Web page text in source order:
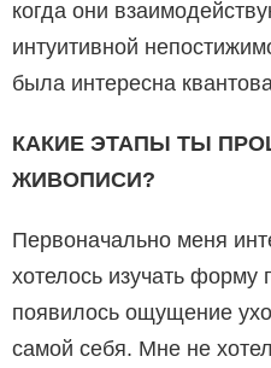
когда они
интуитивной
была интересна
КАКИЕ ЭТАПЫ ТЫ
ЖИВОПИСИ?
Первоначально меня
хотелось изучать
появилось ощущение
самой себя. Мне не